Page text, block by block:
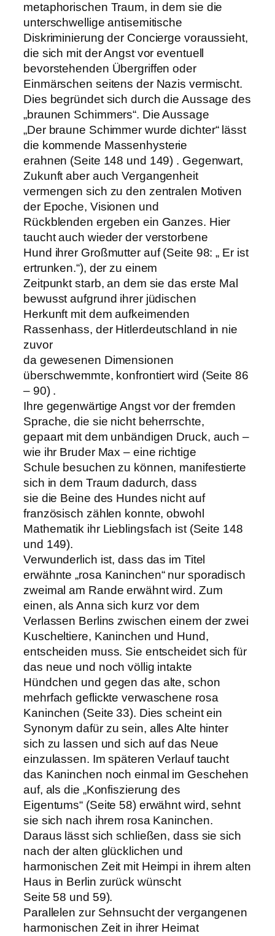
metaphorischen Traum, in dem sie die
unterschwellige antisemitische
Diskriminierung der Concierge voraussieht,
die sich mit der Angst vor eventuell
bevorstehenden Übergriffen oder
Einmärschen seitens der Nazis vermischt.
Dies begründet sich durch die Aussage des
„braunen Schimmers“. Die Aussage
„Der braune Schimmer wurde dichter“ lässt
die kommende Massenhysterie
erahnen (Seite 148 und 149) . Gegenwart,
Zukunft aber auch Vergangenheit
vermengen sich zu den zentralen Motiven
der Epoche, Visionen und
Rückblenden ergeben ein Ganzes. Hier
taucht auch wieder der verstorbene
Hund ihrer Großmutter auf (Seite 98: „ Er ist
ertrunken.“), der zu einem
Zeitpunkt starb, an dem sie das erste Mal
bewusst aufgrund ihrer jüdischen
Herkunft mit dem aufkeimenden
Rassenhass, der Hitlerdeutschland in nie
zuvor
da gewesenen Dimensionen
überschwemmte, konfrontiert wird (Seite 86
– 90) .
Ihre gegenwärtige Angst vor der fremden
Sprache, die sie nicht beherrschte,
gepaart mit dem unbändigen Druck, auch –
wie ihr Bruder Max – eine richtige
Schule besuchen zu können, manifestierte
sich in dem Traum dadurch, dass
sie die Beine des Hundes nicht auf
französisch zählen konnte, obwohl
Mathematik ihr Lieblingsfach ist (Seite 148
und 149).
Verwunderlich ist, dass das im Titel
erwähnte „rosa Kaninchen“ nur sporadisch
zweimal am Rande erwähnt wird. Zum
einen, als Anna sich kurz vor dem
Verlassen Berlins zwischen einem der zwei
Kuscheltiere, Kaninchen und Hund,
entscheiden muss. Sie entscheidet sich für
das neue und noch völlig intakte
Hündchen und gegen das alte, schon
mehrfach geflickte verwaschene rosa
Kaninchen (Seite 33). Dies scheint ein
Synonym dafür zu sein, alles Alte hinter
sich zu lassen und sich auf das Neue
einzulassen. Im späteren Verlauf taucht
das Kaninchen noch einmal im Geschehen
auf, als die „Konfiszierung des
Eigentums“ (Seite 58) erwähnt wird, sehnt
sie sich nach ihrem rosa Kaninchen.
Daraus lässt sich schließen, dass sie sich
nach der alten glücklichen und
harmonischen Zeit mit Heimpi in ihrem alten
Haus in Berlin zurück wünscht
Seite 58 und 59).
Parallelen zur Sehnsucht der vergangenen
harmonischen Zeit in ihrer Heimat